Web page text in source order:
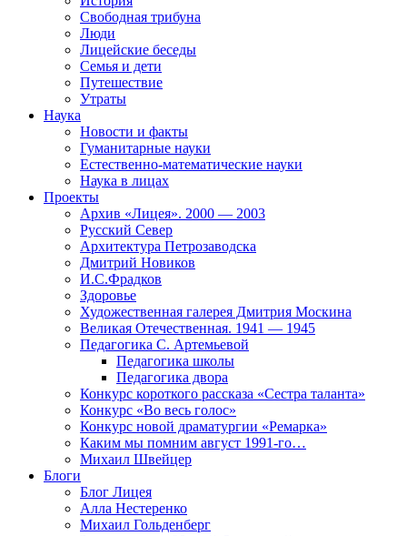
Свободная трибуна
Люди
Лицейские беседы
Семья и дети
Путешествие
Утраты
Наука
Новости и факты
Гуманитарные науки
Естественно-математические науки
Наука в лицах
Проекты
Архив «Лицея». 2000 — 2003
Русский Север
Архитектура Петрозаводска
Дмитрий Новиков
И.С.Фрадков
Здоровье
Художественная галерея Дмитрия Москина
Великая Отечественная. 1941 — 1945
Педагогика С. Артемьевой
Педагогика школы
Педагогика двора
Конкурс короткого рассказа «Сестра таланта»
Конкурс «Во весь голос»
Конкурс новой драматургии «Ремарка»
Каким мы помним август 1991-го…
Михаил Швейцер
Блоги
Блог Лицея
Алла Нестеренко
Михаил Гольденберг